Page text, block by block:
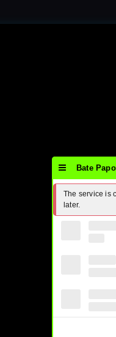
Bate Papo
The service is
later.